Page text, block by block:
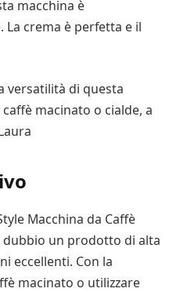
macchina è
crema è perfetta e il
versatilità di questa
macinato o cialde, a
Macchina da Caffè
dubbio un prodotto di alta
eccellenti. Con la
macinato o utilizzare